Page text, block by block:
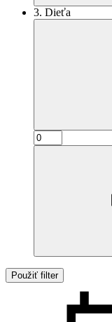
3. Dieťa
Použiť filter